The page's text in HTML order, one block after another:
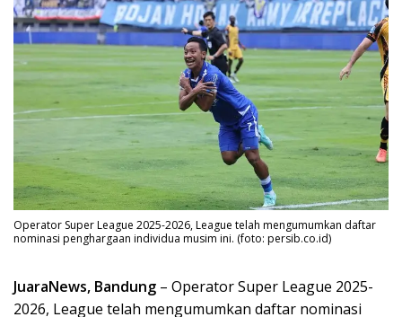
Operator Super League 2025-2026, League telah mengumumkan daftar
nominasi penghargaan individua musim ini. (foto: persib.co.id)
JuaraNews, Bandung – Operator Super League 2025-
2026, League telah mengumumkan daftar nominasi